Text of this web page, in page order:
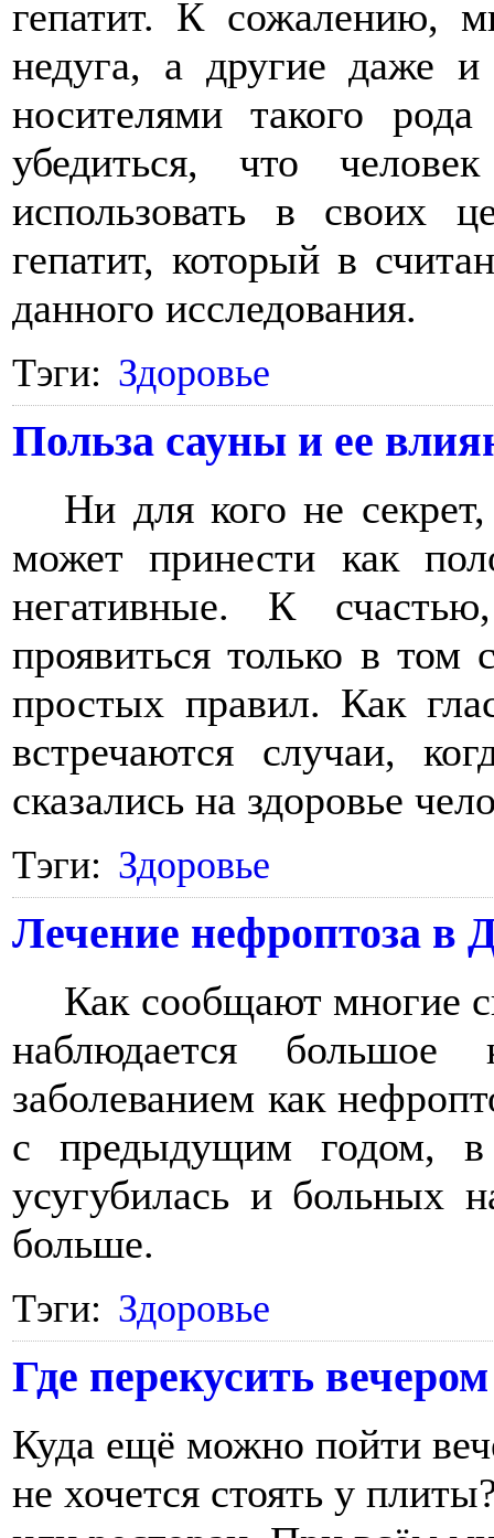
гепатит. К сожалению,
недуга, а другие даже и
носителями такого
убедиться, что
использовать в своих
гепатит, который в
данного исследования.
Тэги: Здоровье
Польза сауны и ее
Ни для кого не
может принести как
негативные. К
проявиться только в том
простых правил. Как
встречаются случаи,
сказались на здоровье
Тэги: Здоровье
Лечение нефроптоза в
Как сообщают многие
наблюдается
заболеванием как
с предыдущим годом, в
усугубилась и больных
больше.
Тэги: Здоровье
Где перекусить
Куда ещё можно пойти
не хочется стоять у